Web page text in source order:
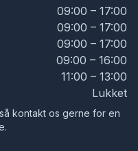
09:00 – 17:00
09:00 – 17:00
09:00 – 17:00
09:00 – 16:00
11:00 – 13:00
Lukket
kontakt os gerne for en